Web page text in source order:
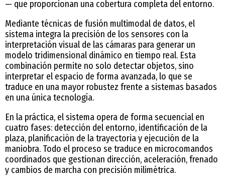
— que proporcionan una cobertura completa del entorno.
Mediante técnicas de fusión multimodal de datos, el
sistema integra la precisión de los sensores con la
interpretación visual de las cámaras para generar un
modelo tridimensional dinámico en tiempo real. Esta
combinación permite no solo detectar objetos, sino
interpretar el espacio de forma avanzada, lo que se
traduce en una mayor robustez frente a sistemas basados
en una única tecnología.
En la práctica, el sistema opera de forma secuencial en
cuatro fases: detección del entorno, identificación de la
plaza, planificación de la trayectoria y ejecución de la
maniobra. Todo el proceso se traduce en microcomandos
coordinados que gestionan dirección, aceleración, frenado
y cambios de marcha con precisión milimétrica.